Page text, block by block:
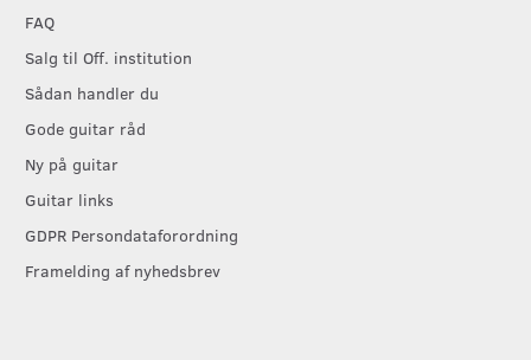
FAQ
Salg til Off. institution
Sådan handler du
Gode guitar råd
Ny på guitar
Guitar links
GDPR Persondataforordning
Framelding af nyhedsbrev